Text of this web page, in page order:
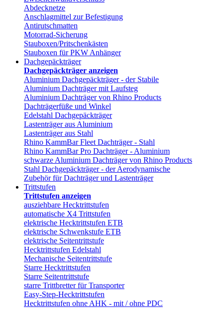
Abdecknetze
Anschlagmittel zur Befestigung
Antirutschmatten
Motorrad-Sicherung
Stauboxen/Pritschenkästen
Stauboxen für PKW Anhänger
Dachgepäckträger
Dachgepäckträger anzeigen
Aluminium Dachgepäckträger - der Stabile
Aluminium Dachträger mit Laufsteg
Aluminium Dachträger von Rhino Products
Dachträgerfüße und Winkel
Edelstahl Dachgepäckträger
Lastenträger aus Aluminium
Lastenträger aus Stahl
Rhino KammBar Fleet Dachträger - Stahl
Rhino KammBar Pro Dachträger - Aluminium
schwarze Aluminium Dachträger von Rhino Products
Stahl Dachgepäckträger - der Aerodynamische
Zubehör für Dachträger und Lastenträger
Trittstufen
Trittstufen anzeigen
ausziehbare Hecktrittstufen
automatische X4 Trittstufen
elektrische Hecktrittstufen ETB
elektrische Schwenkstufe ETB
elektrische Seitentrittstufe
Hecktrittstufen Edelstahl
Mechanische Seitentrittstufe
Starre Hecktrittstufen
Starre Seitentrittstufe
starre Trittbretter für Transporter
Easy-Step-Hecktrittstufen
Hecktrittstufen ohne AHK - mit / ohne PDC